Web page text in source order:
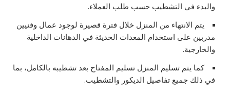
والبدء في التشطيب حسب طلب العملاء.
يتم الانتهاء من المنزل خلال فترة قصيرة لوجود عمال وفنيين
مدربين على استخدام المعدات الحديثة في الدهانات الداخلية
والخارجية.
كما يتم تسليم المنزل تسليم المفتاح بعد تشطيبه بالكامل، بما
في ذلك جميع تفاصيل الديكور والتشطيب.